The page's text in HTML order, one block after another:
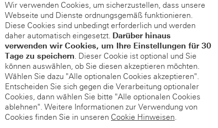
Wir verwenden Cookies, um sicherzustellen, dass unsere
Webseite und Dienste ordnungsgemäß funktionieren.
Diese Cookies sind unbedingt erforderlich und werden
daher automatisch eingesetzt. Darüber hinaus
verwenden wir Cookies, um Ihre Einstellungen für 30
Tage zu speichern. Dieser Cookie ist optional und Sie
können auswählen, ob Sie diesen akzeptieren möchten.
Wählen Sie dazu "Alle optionalen Cookies akzeptieren".
Entscheiden Sie sich gegen die Verarbeitung optionaler
Cookies, dann wählen Sie bitte "Alle optionalen Cookies
ablehnen". Weitere Informationen zur Verwendung von
Cookies finden Sie in unseren Cookie Hinweisen.